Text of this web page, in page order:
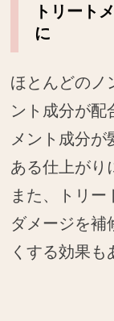
トリート
に
ほとんどのノ
ント成分が配
メント成分が
ある仕上がり
また、トリー
ダメージを補
くする効果も